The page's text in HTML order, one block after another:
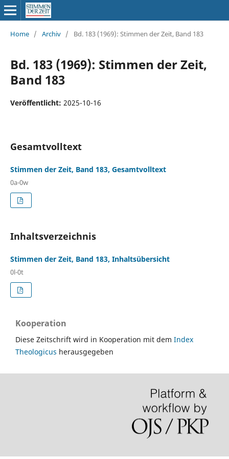
Home / Archiv / Bd. 183 (1969): Stimmen der Zeit, Band 183
Bd. 183 (1969): Stimmen der Zeit,
Band 183
Veröffentlicht: 2025-10-16
Gesamtvolltext
Stimmen der Zeit, Band 183, Gesamtvolltext
0a-0w
Inhaltsverzeichnis
Stimmen der Zeit, Band 183, Inhaltsübersicht
0l-0t
Kooperation
Diese Zeitschrift wird in Kooperation mit dem Index
Theologicus herausgegeben